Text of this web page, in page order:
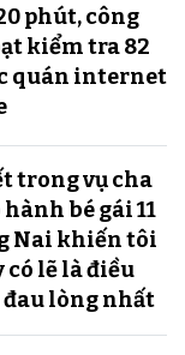
phút, công
kiểm tra 82
quán internet
trong vụ cha
bé gái 11
Nai khiến tôi
có lẽ là điều
lòng nhất